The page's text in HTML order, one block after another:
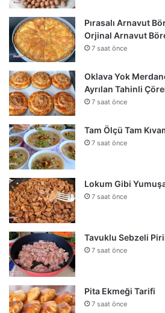
Pırasalı Arnavut
Orjinal Arnavut
7 saat önce
Oklava Yok
Ayrılan Tahinli
7 saat önce
Tam Ölçü Tam
7 saat önce
Lokum Gibi
7 saat önce
Tavuklu Sebzeli
7 saat önce
Pita Ekmeği Tarifi
7 saat önce